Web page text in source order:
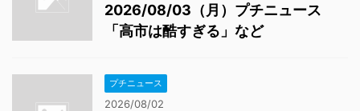
2026/08/03（月）プチニュース
「高市は酷すぎる」など
プチニュース
2026/08/02